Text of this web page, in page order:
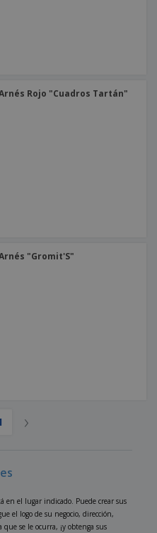
Rojo "Cuadros Tartán"
"Gromit'S"
›
en el lugar indicado. Puede crear sus
el logo de su negocio, dirección,
se le ocurra, ¡y obtenga sus